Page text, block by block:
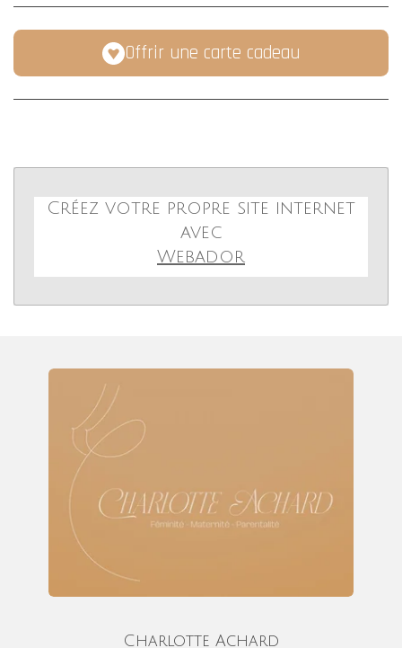
Offrir une carte cadeau
Créez votre propre site internet
avec
Webador
Charlotte Achard